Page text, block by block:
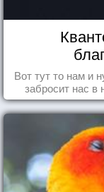
Вот тут то нам и
забросит нас